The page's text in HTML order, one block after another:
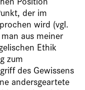
der im
wird (vgl.
aus meiner
Ethik
zum
des Gewissens
andersgeartete